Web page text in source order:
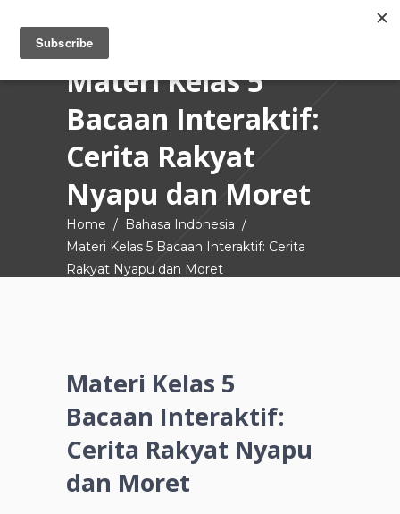
Materi Kelas 5
Bacaan Interaktif:
Cerita Rakyat
Nyapu dan Moret
Home / Bahasa Indonesia /
Materi Kelas 5 Bacaan Interaktif: Cerita
Rakyat Nyapu dan Moret
Materi Kelas 5
Bacaan Interaktif:
Cerita Rakyat Nyapu
dan Moret